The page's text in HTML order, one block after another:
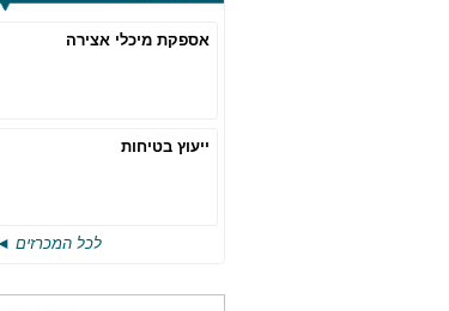
אספקת מיכלי אצירה
ייעוץ בטיחות
לכל המכרזים ◄